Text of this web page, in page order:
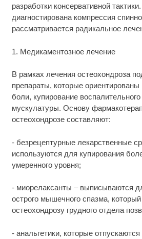
разработки консервативной
диагностирована компрессия
рассматривается радикальное
1. Медикаментозное лечение
В рамках лечения остеохондроза
препараты, которые
боли, купирование
мускулатуры. Основу
остеохондрозе составляют:
- безрецептурные лекарственные
используются для купирования
умеренного уровня;
- миорелаксанты – выписываются
острого мышечного спазма, который
остеохондрозу грудного отдела
- анальгетики, которые